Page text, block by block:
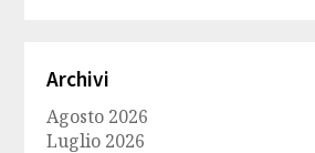
Archivi
Agosto 2026
Luglio 2026